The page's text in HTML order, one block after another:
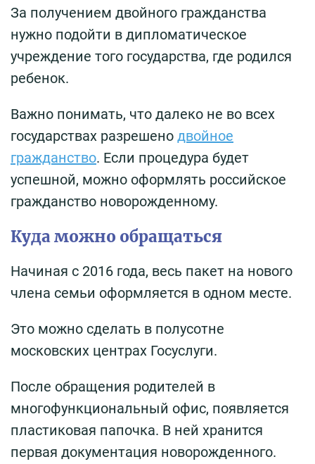
За получением двойного гражданства
нужно подойти в дипломатическое
учреждение того государства, где родился
ребенок.
Важно понимать, что далеко не во всех
государствах разрешено двойное
гражданство. Если процедура будет
успешной, можно оформлять российское
гражданство новорожденному.
Куда можно обращаться
Начиная с 2016 года, весь пакет на нового
члена семьи оформляется в одном месте.
Это можно сделать в полусотне
московских центрах Госуслуги.
После обращения родителей в
многофункциональный офис, появляется
пластиковая папочка. В ней хранится
первая документация новорожденного.